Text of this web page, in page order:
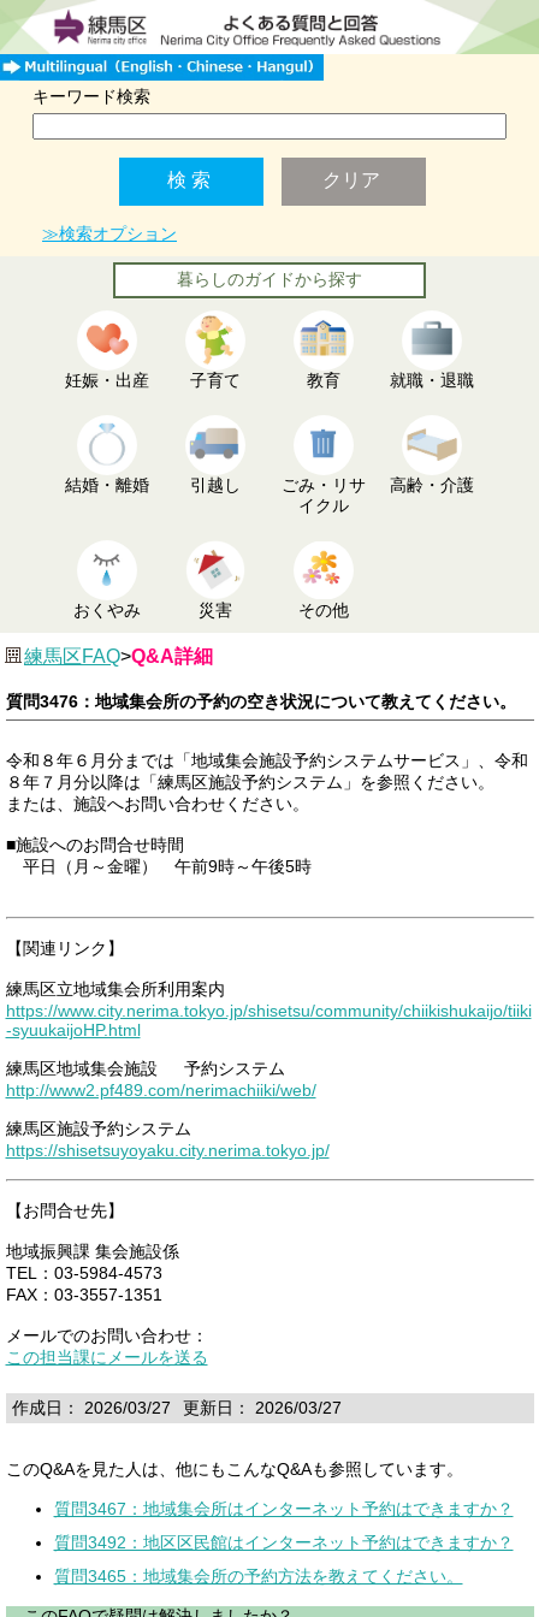
キーワード検索
≫検索オプション
暮らしのガイドから探す
妊娠・出産 子育て 教育 就職・退職
結婚・離婚 引越し
ごみ・リサ
イクル
高齢・介護
おくやみ 災害 その他
練馬区FAQ>Q&A詳細
質問3476：地域集会所の予約の空き状況について教えてください。
令和８年６月分までは「地域集会施設予約システムサービス」、令和
８年７月分以降は「練馬区施設予約システム」を参照ください。
または、施設へお問い合わせください。
■施設へのお問合せ時間
平日（月～金曜） 午前9時～午後5時
【関連リンク】
練馬区立地域集会所利用案内
https://www.city.nerima.tokyo.jp/shisetsu/community/chiikishukaijo/tiiki
-syuukaijoHP.html
練馬区地域集会施設 予約システム
http://www2.pf489.com/nerimachiiki/web/
練馬区施設予約システム
https://shisetsuyoyaku.city.nerima.tokyo.jp/
【お問合せ先】
地域振興課 集会施設係
TEL：03-5984-4573
FAX：03-3557-1351
メールでのお問い合わせ：
この担当課にメールを送る
作成日： 2026/03/27 更新日： 2026/03/27
このQ&Aを見た人は、他にもこんなQ&Aも参照しています。
質問3467：地域集会所はインターネット予約はできますか？
質問3492：地区区民館はインターネット予約はできますか？
質問3465：地域集会所の予約方法を教えてください。